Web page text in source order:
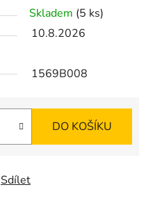
Skladem (5 ks)
10.8.2026
1569B008
DO KOŠÍKU
Sdílet